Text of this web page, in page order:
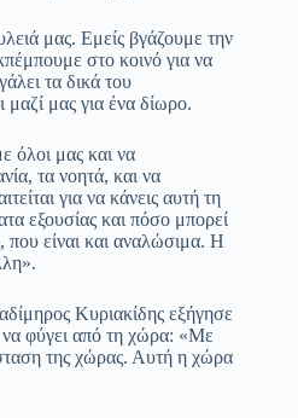
μας. Εμείς βγάζουμε την
στο κοινό για να
τα δικά του
μαζί μας για ένα δίωρο.
όλοι μας και να
τα νοητά, και να
για να κάνεις αυτή τη
εξουσίας και πόσο μπορεί
που είναι και αναλώσιμα. Η
Κυριακίδης εξήγησε
να φύγει από τη χώρα: «Με
της χώρας. Αυτή η χώρα